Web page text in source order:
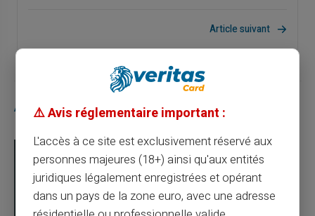
Article suivant
Articles similaires
⚠️ Avis réglementaire important :
L'accès à ce site est exclusivement réservé aux
personnes majeures (18+) ainsi qu'aux entités
juridiques légalement enregistrées et opérant
dans un pays de la zone euro, avec une adresse